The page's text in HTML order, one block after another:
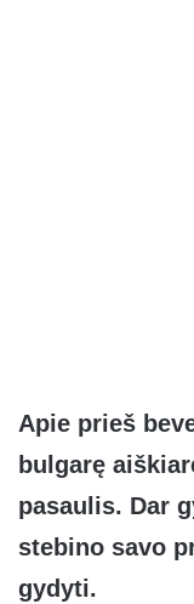
Apie prieš
bulgarę
pasaulis. Dar
stebino savo
gydyti.